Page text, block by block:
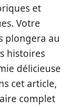
et
Votre
plongera au
histoires
délicieuse
cet article,
complet